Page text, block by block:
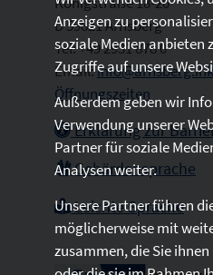
D 59821 Arnsberg
Tel: +49 2931 878 0
Email:
Öffnungszeiten
Erklärung zur
Gebärdensprache
Leichte Sprache
Anzeigen zu
soziale Medien anbieten
Zugriffe auf unsere
Außerdem geben wir
Verwendung unserer
Partner für soziale
Analysen weiter.
Unsere Partner führen
möglicherweise mit
zusammen, die Sie